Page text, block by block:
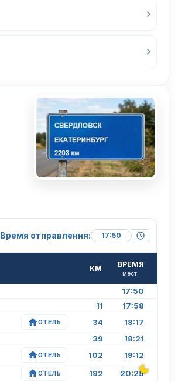
Время отправления:
КМ ВРЕМЯ
мест.
17:50
11 17:58
ОТЕЛЬ 34 18:17
39 18:21
ОТЕЛЬ 102 19:12
ОТЕЛЬ 192 20:25